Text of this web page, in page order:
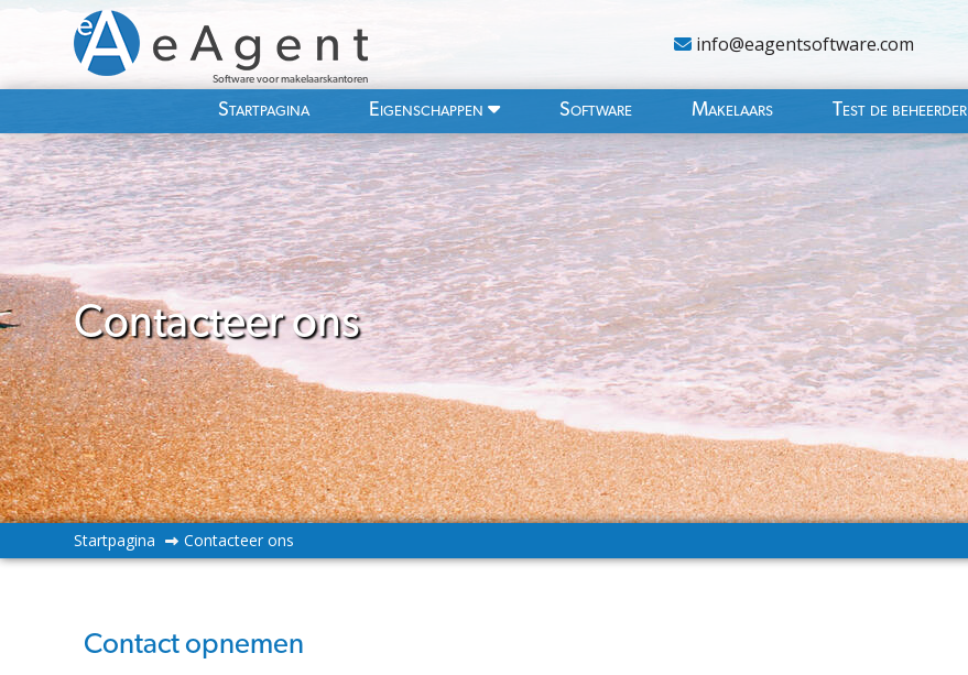
Software voor makelaarskantoren
info@eagentsoftware.com
Startpagina Eigenschappen Software Makelaars Test de beheerder
Contacteer ons
Startpagina Contacteer ons
Contact opnemen